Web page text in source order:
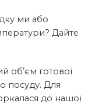
ми або
Дайте
обʼєм готової
посуду. Для
до нашої